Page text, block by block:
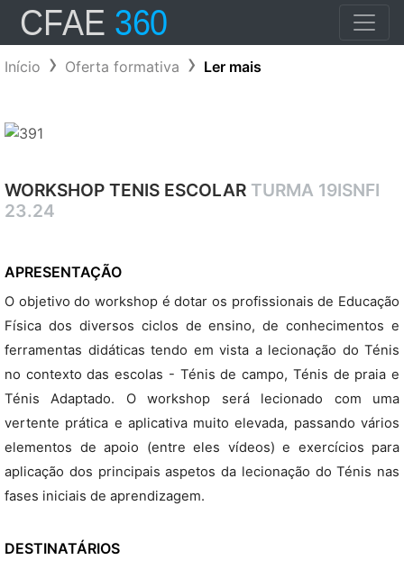
Início Oferta formativa Ler mais
WORKSHOP TENIS ESCOLAR TURMA 19ISNFI
23.24
APRESENTAÇÃO
O objetivo do workshop é dotar os profissionais de Educação
Física dos diversos ciclos de ensino, de conhecimentos e
ferramentas didáticas tendo em vista a lecionação do Ténis
no contexto das escolas - Ténis de campo, Ténis de praia e
Ténis Adaptado. O workshop será lecionado com uma
vertente prática e aplicativa muito elevada, passando vários
elementos de apoio (entre eles vídeos) e exercícios para
aplicação dos principais aspetos da lecionação do Ténis nas
fases iniciais de aprendizagem.
DESTINATÁRIOS